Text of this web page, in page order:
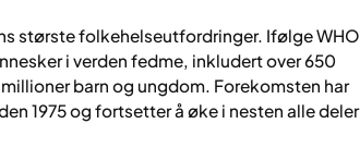
største folkehelseutfordringer. Ifølge WHO
i verden fedme, inkludert over 650
barn og ungdom. Forekomsten har
1975 og fortsetter å øke i nesten alle deler